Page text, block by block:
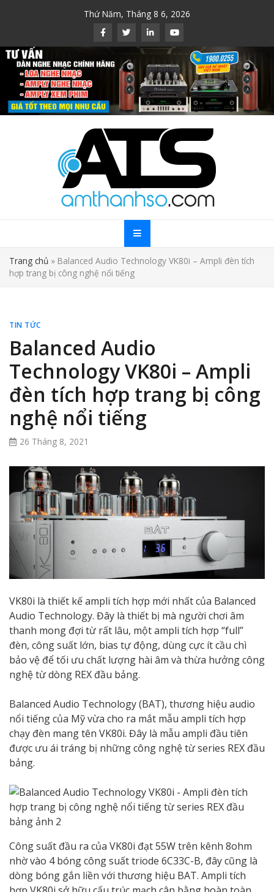
Thứ Năm, Tháng 8 6, 2026
Trang chủ » Balanced Audio Technology VK80i – Ampli đèn tích
hợp trang bị công nghệ nổi tiếng
TIN TỨC
Balanced Audio
Technology VK80i – Ampli
đèn tích hợp trang bị công
nghệ nổi tiếng
26 Tháng 8, 2021
VK80i là thiết kế ampli tích hợp mới nhất của Balanced
Audio Technology. Đây là thiết bị mà người chơi âm
thanh mong đợi từ rất lâu, một ampli tích hợp “full”
đèn, công suất lớn, bias tự động, dùng cực ít cầu chì
bảo vệ để tối ưu chất lượng hài âm và thừa hưởng công
nghệ từ dòng REX đầu bảng.
Balanced Audio Technology (BAT), thương hiệu audio
nổi tiếng của Mỹ vừa cho ra mắt mẫu ampli tích hợp
chạy đèn mang tên VK80i. Đây là mẫu ampli đầu tiên
được ưu ái tráng bị những công nghệ từ series REX đầu
bảng.
Công suất đầu ra của VK80i đạt 55W trên kênh 8ohm
nhờ vào 4 bóng công suất triode 6C33C-B, đây cũng là
dòng bóng gắn liền với thương hiệu BAT. Ampli tích